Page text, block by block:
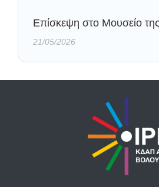
Eπίσκεψη στο Μουσείο
21/05/2026